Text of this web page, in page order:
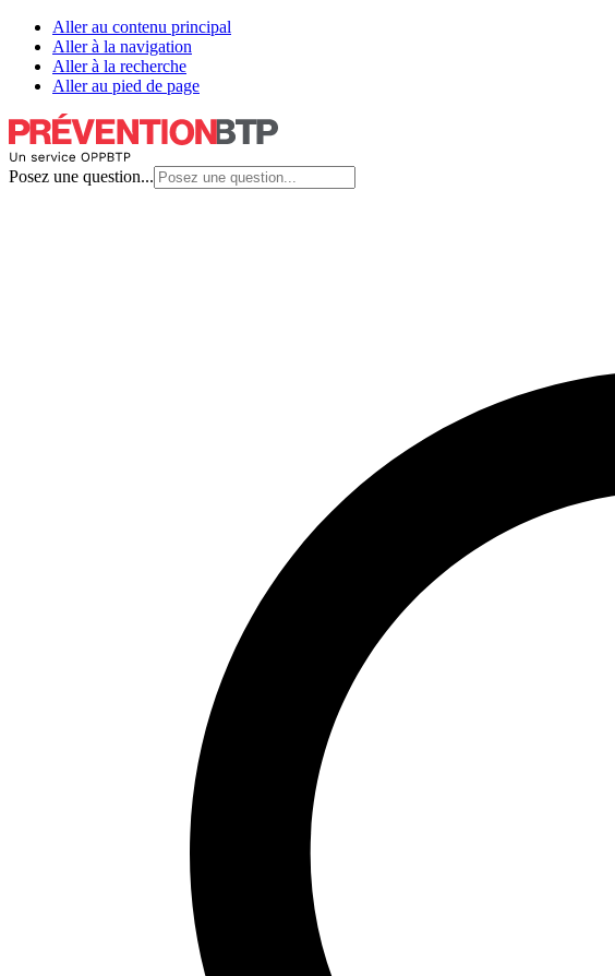
Aller au contenu principal
Aller à la navigation
Aller à la recherche
Aller au pied de page
Posez une question...